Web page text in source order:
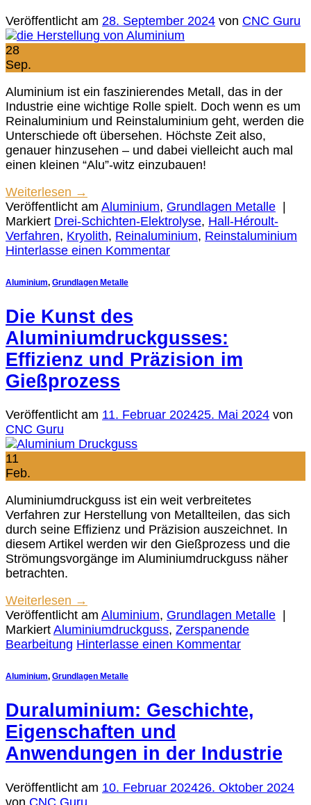
Veröffentlicht am 28. September 2024 von CNC Guru
28
Sep.
Aluminium ist ein faszinierendes Metall, das in der
Industrie eine wichtige Rolle spielt. Doch wenn es um
Reinaluminium und Reinstaluminium geht, werden die
Unterschiede oft übersehen. Höchste Zeit also,
genauer hinzusehen – und dabei vielleicht auch mal
einen kleinen “Alu”-witz einzubauen!
Weiterlesen →
Veröffentlicht am Aluminium, Grundlagen Metalle |
Markiert Drei-Schichten-Elektrolyse, Hall-Héroult-
Verfahren, Kryolith, Reinaluminium, Reinstaluminium
Hinterlasse einen Kommentar
Aluminium, Grundlagen Metalle
Die Kunst des
Aluminiumdruckgusses:
Effizienz und Präzision im
Gießprozess
Veröffentlicht am 11. Februar 202425. Mai 2024 von
CNC Guru
11
Feb.
Aluminiumdruckguss ist ein weit verbreitetes
Verfahren zur Herstellung von Metallteilen, das sich
durch seine Effizienz und Präzision auszeichnet. In
diesem Artikel werden wir den Gießprozess und die
Strömungsvorgänge im Aluminiumdruckguss näher
betrachten.
Weiterlesen →
Veröffentlicht am Aluminium, Grundlagen Metalle |
Markiert Aluminiumdruckguss, Zerspanende
Bearbeitung Hinterlasse einen Kommentar
Aluminium, Grundlagen Metalle
Duraluminium: Geschichte,
Eigenschaften und
Anwendungen in der Industrie
Veröffentlicht am 10. Februar 202426. Oktober 2024
von CNC Guru